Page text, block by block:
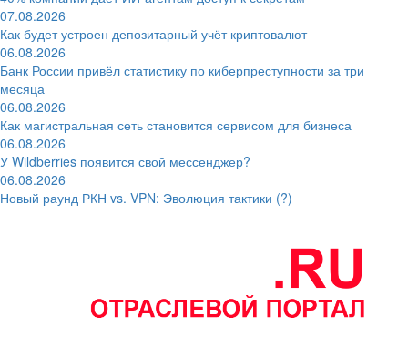
07.08.2026
Как будет устроен депозитарный учёт криптовалют
06.08.2026
Банк России привёл статистику по киберпреступности за три
месяца
06.08.2026
Как магистральная сеть становится сервисом для бизнеса
06.08.2026
У Wildberries появится свой мессенджер?
06.08.2026
Новый раунд РКН vs. VPN: Эволюция тактики (?)